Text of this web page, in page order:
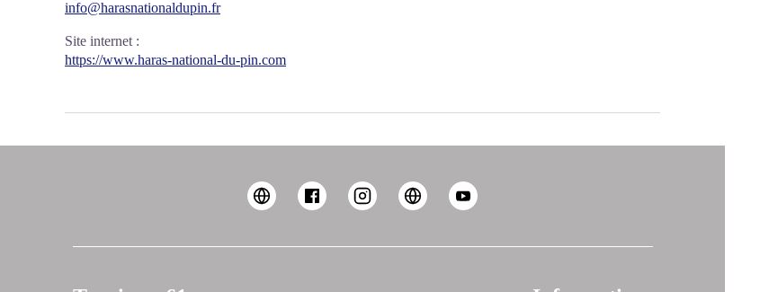
info@harasnationaldupin.fr
Site internet :
https://www.haras-national-du-pin.com